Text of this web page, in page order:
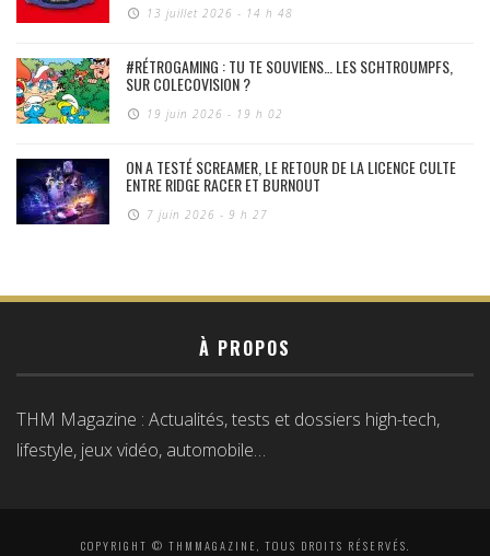
13 juillet 2026 - 14 h 48
#RÉTROGAMING : TU TE SOUVIENS… LES SCHTROUMPFS,
SUR COLECOVISION ?
19 juin 2026 - 19 h 02
ON A TESTÉ SCREAMER, LE RETOUR DE LA LICENCE CULTE
ENTRE RIDGE RACER ET BURNOUT
7 juin 2026 - 9 h 27
À PROPOS
THM Magazine : Actualités, tests et dossiers high-tech,
lifestyle, jeux vidéo, automobile…
COPYRIGHT © THMMAGAZINE, TOUS DROITS RÉSERVÉS.